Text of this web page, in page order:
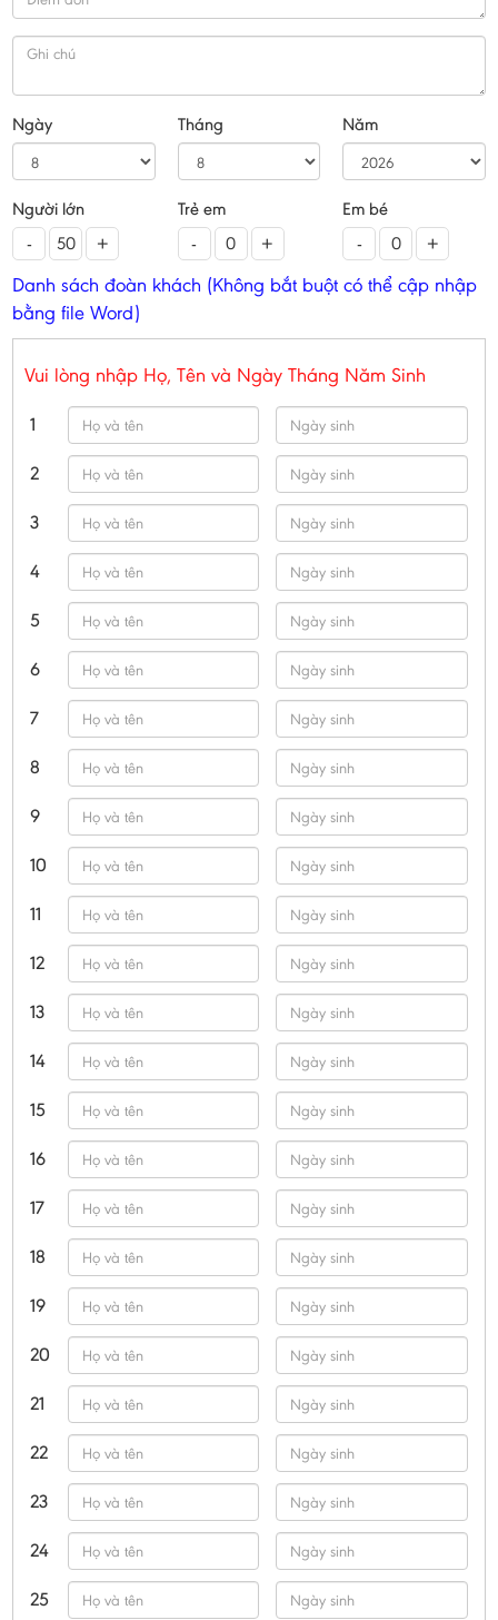
Ngày Tháng Năm
Người lớn
+
-
Trẻ em
+
-
Em bé
+
-
Danh sách đoàn khách (Không bắt buột có thể cập nhập
bằng file Word)
Vui lòng nhập Họ, Tên và Ngày Tháng Năm Sinh
1
2
3
4
5
6
7
8
9
10
11
12
13
14
15
16
17
18
19
20
21
22
23
24
25